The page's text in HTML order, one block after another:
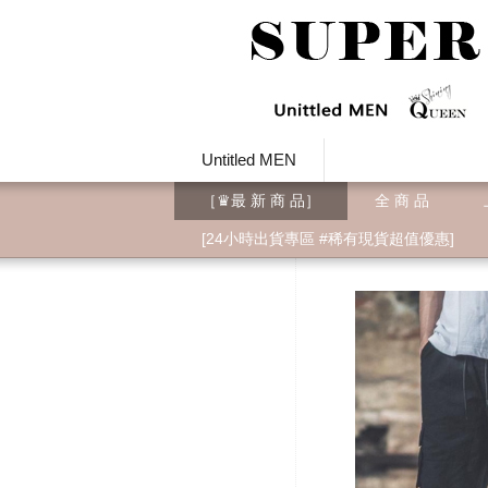
Untitled MEN
［♛最 新 商 品］ 全 商 品
[24小時出貨專區 #稀有現貨超值優惠]